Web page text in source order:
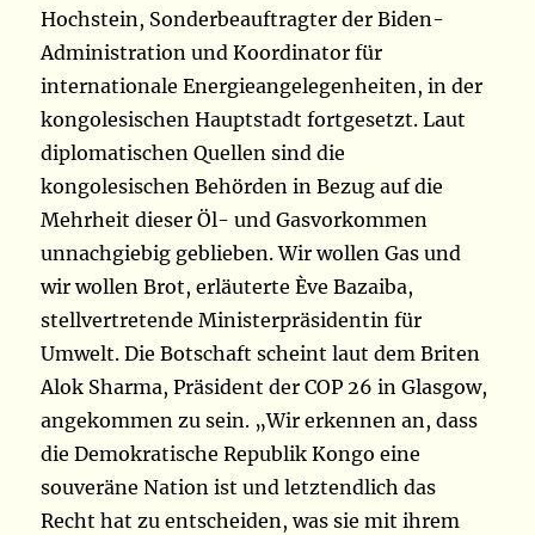
Hochstein, Sonderbeauftragter der Biden-
Administration und Koordinator für
internationale Energieangelegenheiten, in der
kongolesischen Hauptstadt fortgesetzt. Laut
diplomatischen Quellen sind die
kongolesischen Behörden in Bezug auf die
Mehrheit dieser Öl- und Gasvorkommen
unnachgiebig geblieben. Wir wollen Gas und
wir wollen Brot, erläuterte Ève Bazaiba,
stellvertretende Ministerpräsidentin für
Umwelt. Die Botschaft scheint laut dem Briten
Alok Sharma, Präsident der COP 26 in Glasgow,
angekommen zu sein. „Wir erkennen an, dass
die Demokratische Republik Kongo eine
souveräne Nation ist und letztendlich das
Recht hat zu entscheiden, was sie mit ihrem